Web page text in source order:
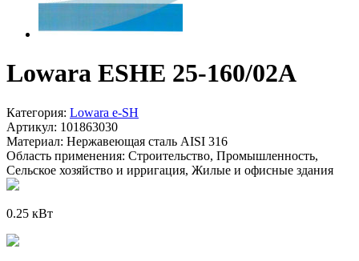
Lowara ESHE 25-160/02A
Категория: Lowara e-SH
Артикул: 101863030
Материал: Нержавеющая сталь AISI 316
Область применения: Строительство, Промышленность,
Сельское хозяйство и ирригация, Жилые и офисные здания
0.25 кВт